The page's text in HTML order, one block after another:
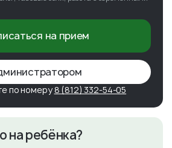
на прием
по номеру 8 (812) 332-54-05
на ребёнка?